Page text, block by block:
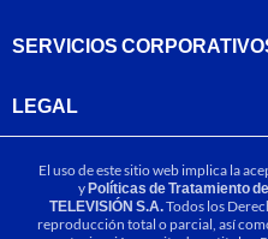
SERVICIOS
LEGAL
El uso de este sitio web implica la
yPolíticas de Tratamiento
TELEVISIÓN S.A.Todos los
reproducción total o parcial, así